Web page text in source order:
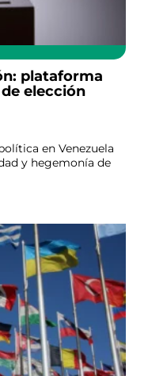
plataforma
elección
en Venezuela
y hegemonía de